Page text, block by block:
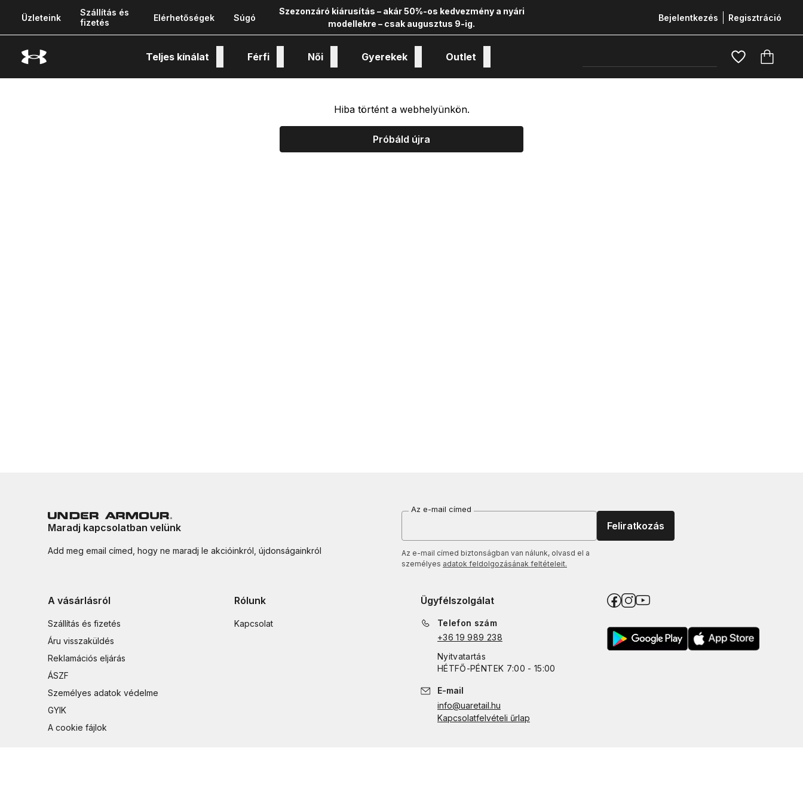
Üzleteink
Szállítás és
fizetés
Elérhetőségek Súgó
Szezonzáró kiárusítás – akár 50%-os kedvezmény a nyári
modellekre – csak augusztus 9-ig.
Bejelentkezés Regisztráció
Teljes kínálat Férfi Női Gyerekek Outlet
Hiba történt a webhelyünkön.
Próbáld újra
Maradj kapcsolatban velünk
Add meg email címed, hogy ne maradj le akcióinkról, újdonságainkról
Az e-mail címed
Feliratkozás
Az e-mail címed biztonságban van nálunk, olvasd el a
személyes adatok feldolgozásának feltételeit.
A vásárlásról
Szállítás és fizetés
Áru visszaküldés
Reklamációs eljárás
ÁSZF
Személyes adatok védelme
GYIK
A cookie fájlok
Rólunk
Kapcsolat
Ügyfélszolgálat
Telefon szám
+36 19 989 238
Nyitvatartás
HÉTFŐ-PÉNTEK 7:00 - 15:00
E-mail
info@uaretail.hu
Kapcsolatfelvételi űrlap